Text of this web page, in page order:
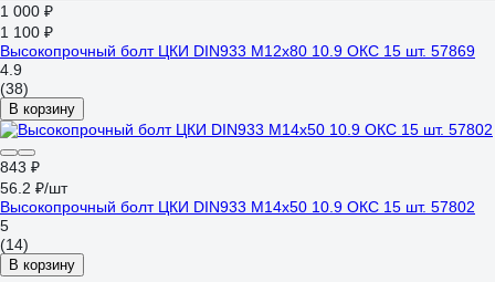
1 000 ₽
1 100 ₽
Высокопрочный болт ЦКИ DIN933 М12х80 10.9 ОКС 15 шт. 57869
4.9
(38)
В корзину
843 ₽
56.2 ₽/шт
Высокопрочный болт ЦКИ DIN933 М14х50 10.9 ОКС 15 шт. 57802
5
(14)
В корзину